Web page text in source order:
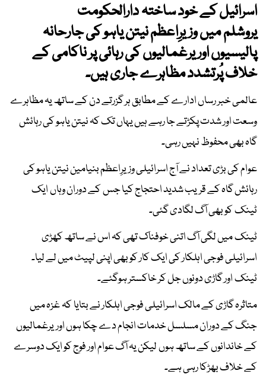
اسرائیل کے خود ساختہ دارالحکومت
یروشلم میں وزیرِاعظم نیتن یاہو کی جارحانہ
پالیسیوں اور یرغمالیوں کی رہائی پر ناکامی کے
خلاف پُرتشدد مظاہرے جاری ہیں۔
عالمی خبر رساں ادارے کے مطابق ہر گزرتے دن کے ساتھ یہ مظاہرے
وسعت اور شدت پکڑتے جا رہے ہیں یہاں تک کہ نیتن یاہو کی رہائش
گاہ بھی محفوظ نہیں رہی۔
عوام کی بڑی تعداد نے آج اسرائیلی وزیرِاعظم بنیامین نیتن یاہو کی
رہائش گاہ کے قریب شدید احتجاج کیا جس کے دوران وہاں ایک
ٹینک کو بھی آگ لگادی گئی۔
ٹینک میں لگی آگ اتنی خوفناک تھی کہ اس نے ساتھ کھڑی
اسرائیلی فوجی اہلکار کی ایک کار کو بھی اپنی لپیٹ میں لے لیا۔
ٹینک اور گاڑی دونوں جل کر خاکستر ہوگئے۔
متاثرہ گاڑی کے مالک اسرائیلی فوجی اہلکار نے بتایا کہ غزہ میں
جنگ کے دوران مسلسل خدمات انجام دے چکا ہوں اور یرغمالیوں
کے خاندانوں کے ساتھ ہوں لیکن یہ آگ عوام اور فوج کو ایک دوسرے
کے خلاف بھڑکا رہی ہے۔